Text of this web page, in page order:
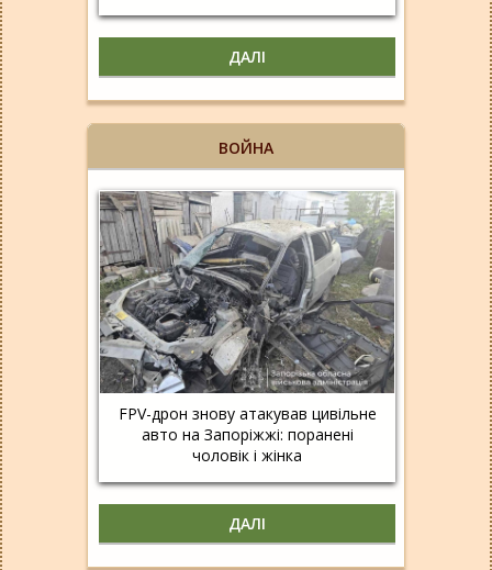
ДАЛІ
ВОЙНА
FPV-дрон знову атакував цивільне
авто на Запоріжжі: поранені
чоловік і жінка
ДАЛІ